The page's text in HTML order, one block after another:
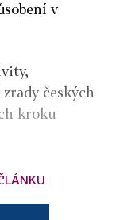
v
českých
kroku